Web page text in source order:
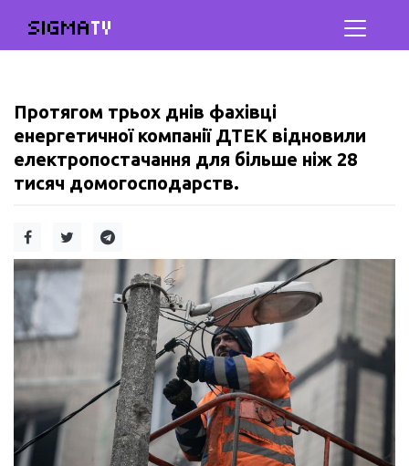
SIGMATV
Протягом трьох днів фахівці
енергетичної компанії ДТЕК відновили
електропостачання для більше ніж 28
тисяч домогосподарств.